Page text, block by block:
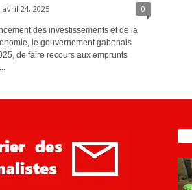
avril 24, 2025 0
des investissements et de la
le gouvernement gabonais
de faire recours aux emprunts